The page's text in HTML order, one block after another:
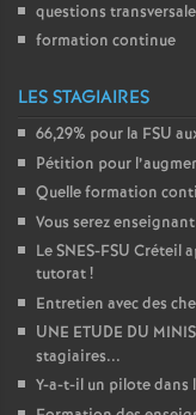
questions
formation continue
LES STAGIAIRES
66,29% pour la FSU
Pétition pour
Quelle formation
Vous serez
LeSNES-FSU Créteil
tutorat!
Entretien avec des
UNE ETUDE DU
stagiaires...
Y-a-t-il un pilote dans